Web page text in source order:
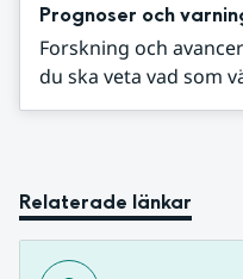
Prognoser och
Forskning och
du ska veta vad som
Relaterade länkar